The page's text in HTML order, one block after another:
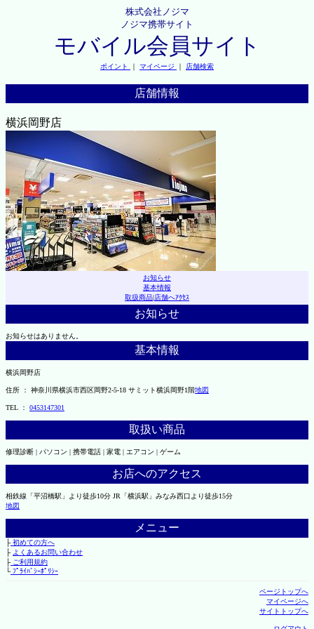
株式会社ノジマ
ノジマ携帯サイト
モバイル会員サイト
ポイント ｜ マイページ ｜ 店舗検索
店舗情報
横浜岡野店
お知らせ
基本情報
取扱商品|店舗へｱｸｾｽ
お知らせ
お知らせはありません。
基本情報
横浜岡野店
住所 ： 神奈川県横浜市西区岡野2-5-18 サミット横浜岡野1階地図
TEL ： 0453147301
取扱い商品
修理診断 | パソコン | 携帯電話 | 家電 | エアコン | ゲーム
お店へのアクセス
相鉄線「平沼橋駅」より徒歩10分 JR「横浜駅」みなみ西口より徒歩15分
地図
メニュー
├初めての方へ
├ よくあるお問い合わせ
├ご利用規約
└ﾌﾟﾗｲﾊﾞｼｰﾎﾟﾘｼｰ
ページトップへ
マイページへ
サイトトップへ